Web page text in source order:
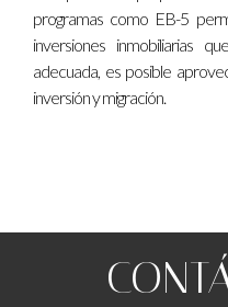
programas como EB-5
inversiones inmobiliarias
adecuada, es posible
inversión y migración.